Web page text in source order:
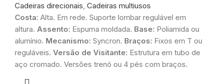
Cadeiras direcionais, Cadeiras multiusos
Costa: Alta. Em rede. Suporte lombar regulável em
altura. Assento: Espuma moldada. Base: Poliamida ou
alumínio. Mecanismo: Syncron. Braços: Fixos em T ou
reguláveis. Versão de Visitante: Estrutura em tubo de
aço cromado. Versões trenó ou 4 pés com braços.